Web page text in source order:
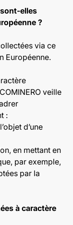
elles
?
via ce
Européenne.
veille
:
d’une
en mettant en
par exemple,
par la
à caractère